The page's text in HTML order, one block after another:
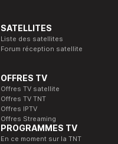
SATELLITES
Liste des satellites
Forum réception satellite
OFFRES TV
Offres TV satellite
Offres TV TNT
Offres IPTV
Offres Streaming
PROGRAMMES TV
En ce moment sur la TNT